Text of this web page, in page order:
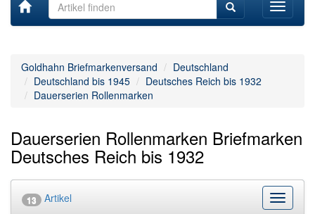
Toggle
Goldhahn Briefmarkenversand
Deutschland
Deutschland bis 1945
Deutsches Reich bis 1932
Dauerserien Rollenmarken
Dauerserien Rollenmarken Briefmarken
Deutsches Reich bis 1932
13 Artikel